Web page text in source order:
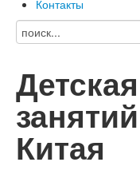
Контакты
Китая